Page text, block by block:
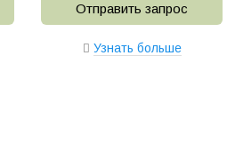
Отправить запрос
Узнать больше